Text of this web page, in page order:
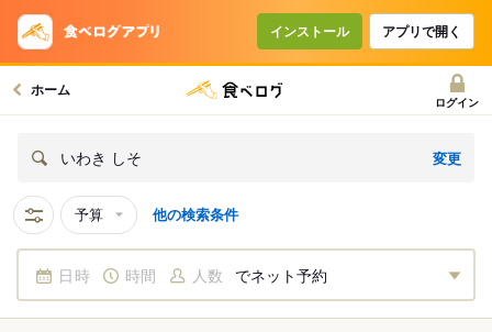
インストール アプリで開く
ホーム
ログイン
いわき しそ 変更
予算 他の検索条件
日時 時間 人数 でネット予約